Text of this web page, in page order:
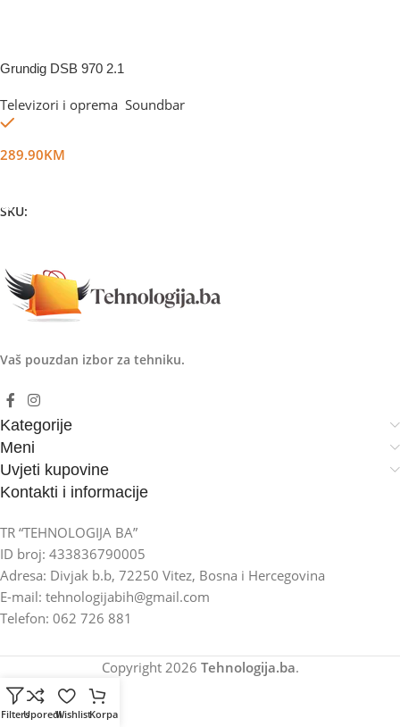
Grundig DSB 970 2.1
Televizori i oprema Soundbar
289.90KM
SKU:
Vaš pouzdan izbor za tehniku.
Kategorije
Meni
Uvjeti kupovine
Kontakti i informacije
TR “TEHNOLOGIJA BA”
ID broj: 433836790005
Adresa: Divjak b.b, 72250 Vitez, Bosna i Hercegovina
E-mail: tehnologijabih@gmail.com
Telefon: 062 726 881
Copyright 2026 Tehnologija.ba.
FiltersUporediWishlistKorpa